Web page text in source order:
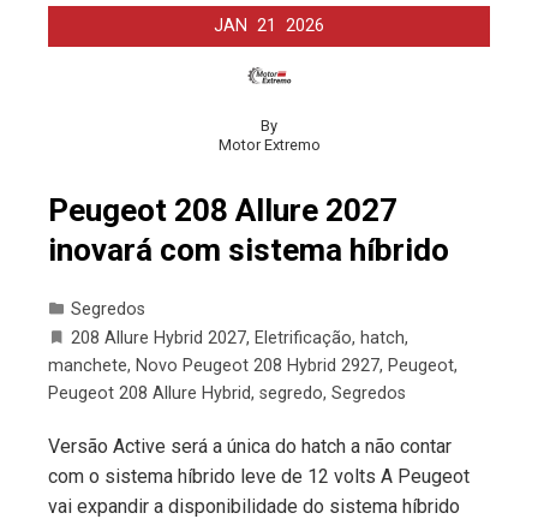
JAN 21 2026
By
Motor Extremo
Peugeot 208 Allure 2027
inovará com sistema híbrido
Segredos
208 Allure Hybrid 2027, Eletrificação, hatch,
manchete, Novo Peugeot 208 Hybrid 2927, Peugeot,
Peugeot 208 Allure Hybrid, segredo, Segredos
Versão Active será a única do hatch a não contar
com o sistema híbrido leve de 12 volts A Peugeot
vai expandir a disponibilidade do sistema híbrido